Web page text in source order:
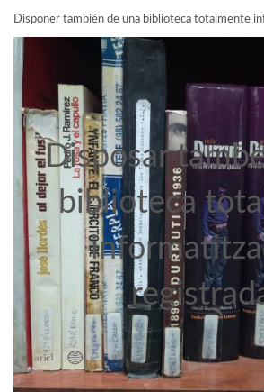
Disponer también de una biblioteca totalmente
Disposar
biblioteca